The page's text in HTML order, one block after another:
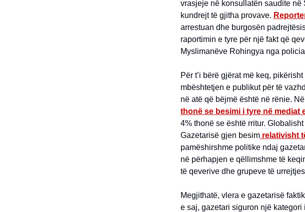
vrasjeje në konsullatën saudite në
kundrejt të gjitha provave.
arrestuan dhe burgosën
raportimin e tyre për një fakt që
Myslimanëve Rohingya nga
Për t’i bërë gjërat më keq,
mbështetjen e publikut për të
në atë që bëjmë është në rënie.
thonë se besimi i tyre në mediat
4% thonë se është rritur.
Gazetarisë gjen besim relativisht
pamëshirshme politike ndaj
në përhapjen e qëllimshme të
të qeverive dhe grupeve të
Megjithatë, vlera e gazetarisë
e saj, gazetari siguron një